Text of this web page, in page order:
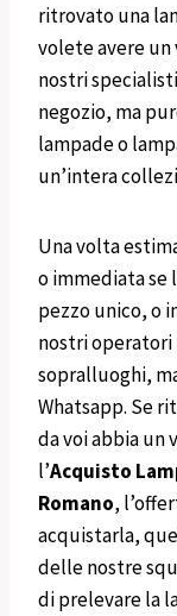
ritrovato una
volete avere
nostri
negozio, ma
lampade o
un’intera
Una volta
o immediata se
pezzo unico, o
nostri operatori
sopralluoghi,
Whatsapp. Se
da voi abbia
l’Acquisto
Romano,
acquistarla,
delle nostre
di prelevare la